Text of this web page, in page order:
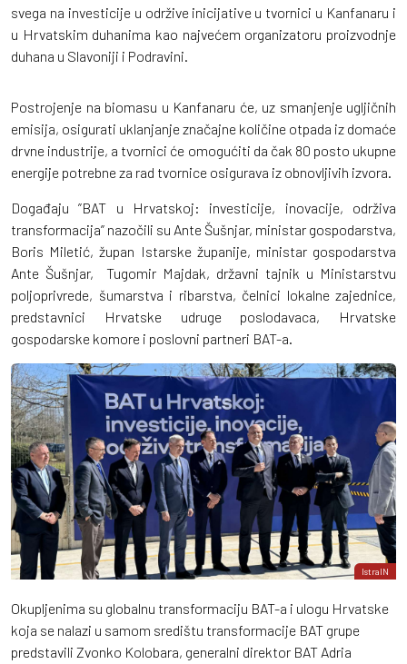
svega na investicije u održive inicijative u tvornici u Kanfanaru i
u Hrvatskim duhanima kao najvećem organizatoru proizvodnje
duhana u Slavoniji i Podravini.
Postrojenje na biomasu u Kanfanaru će, uz smanjenje ugljičnih
emisija, osigurati uklanjanje značajne količine otpada iz domaće
drvne industrije, a tvornici će omogućiti da čak 80 posto ukupne
energije potrebne za rad tvornice osigurava iz obnovljivih izvora.
Događaju ”BAT u Hrvatskoj: investicije, inovacije, održiva
transformacija” nazočili su Ante Šušnjar, ministar gospodarstva,
Boris Miletić, župan Istarske županije, ministar gospodarstva
Ante Šušnjar, Tugomir Majdak, državni tajnik u Ministarstvu
poljoprivrede, šumarstva i ribarstva, čelnici lokalne zajednice,
predstavnici Hrvatske udruge poslodavaca, Hrvatske
gospodarske komore i poslovni partneri BAT-a.
IstraIN
Okupljenima su globalnu transformaciju BAT-a i ulogu Hrvatske
koja se nalazi u samom središtu transformacije BAT grupe
predstavili Zvonko Kolobara, generalni direktor BAT Adria